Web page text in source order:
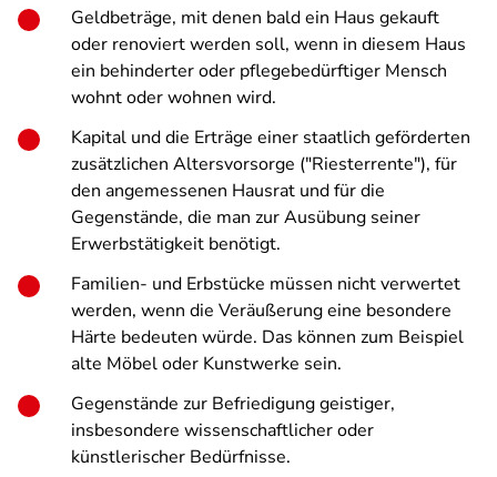
Geldbeträge, mit denen bald ein Haus gekauft
oder renoviert werden soll, wenn in diesem Haus
ein behinderter oder pflegebedürftiger Mensch
wohnt oder wohnen wird.
Kapital und die Erträge einer staatlich geförderten
zusätzlichen Altersvorsorge ("Riesterrente"), für
den angemessenen Hausrat und für die
Gegenstände, die man zur Ausübung seiner
Erwerbstätigkeit benötigt.
Familien- und Erbstücke müssen nicht verwertet
werden, wenn die Veräußerung eine besondere
Härte bedeuten würde. Das können zum Beispiel
alte Möbel oder Kunstwerke sein.
Gegenstände zur Befriedigung geistiger,
insbesondere wissenschaftlicher oder
künstlerischer Bedürfnisse.